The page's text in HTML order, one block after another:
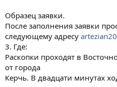
Образец заявки.
После заполнения заявки
следующему адресу
3. Где:
Раскопки проходят в
от города
Керчь. В двадцати минутах